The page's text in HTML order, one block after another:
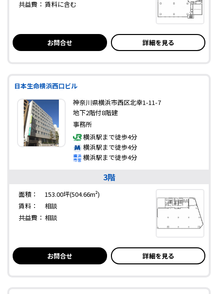
共益費： 賃料に含む
お問合せ 詳細を見る
日本生命横浜西口ビル
神奈川県横浜市西区北幸1-11-7
地下2階付8階建
事務所
横浜駅まで徒歩4分
横浜駅まで徒歩4分
横浜駅まで徒歩4分
3階
面積：
153.00坪(504.66m²)
賃料：
相談
共益費： 相談
お問合せ 詳細を見る